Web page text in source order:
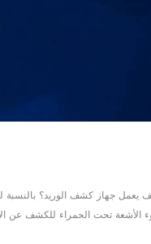
يعمل جهاز كشف الوريد؟ بالنسبة